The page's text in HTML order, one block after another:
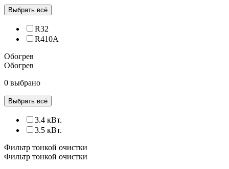
Выбрать всё
R32
R410A
Обогрев
Обогрев
0 выбрано
Выбрать всё
3.4 кВт.
3.5 кВт.
Фильтр тонкой очистки
Фильтр тонкой очистки